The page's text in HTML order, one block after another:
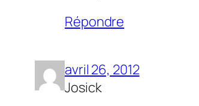
Répondre
avril 26, 2012
Josick